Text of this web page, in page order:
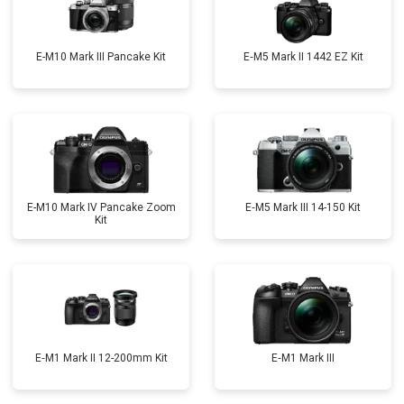
E-M10 Mark III Pancake Kit E‑M5 Mark II 1442 EZ Kit
E-M10 Mark IV Pancake Zoom
Kit
E‑M5 Mark III 14-150 Kit
E‑M1 Mark II 12-200mm Kit E‑M1 Mark III